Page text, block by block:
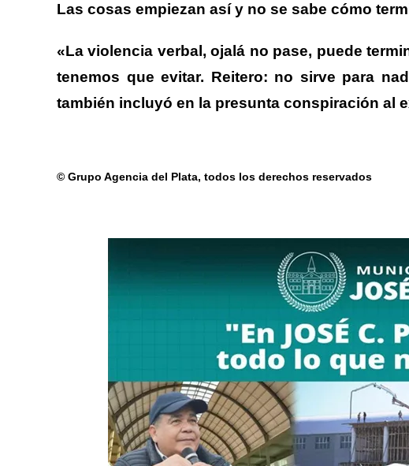
Las cosas empiezan así y no se sabe cómo
«La violencia verbal, ojalá no pase, puede
tenemos que evitar. Reitero: no sirve para
también incluyó en la presunta conspiración al
© Grupo Agencia del Plata, todos los derechos reservados